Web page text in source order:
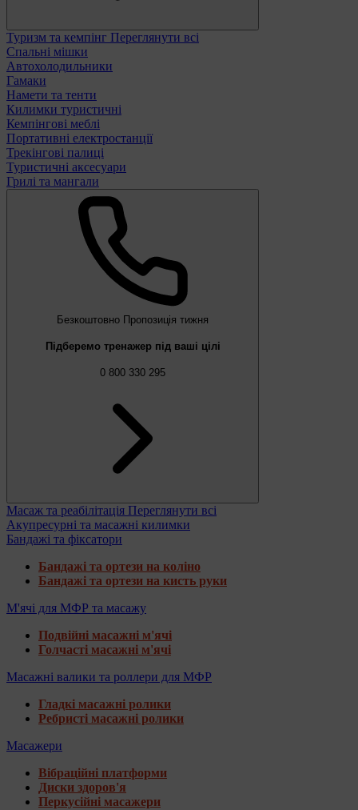
Туризм та кемпінг Переглянути всі
Спальні мішки
Автохолодильники
Гамаки
Намети та тенти
Килимки туристичні
Кемпінгові меблі
Портативні електростанції
Трекінгові палиці
Туристичні аксесуари
Грилі та мангали
Безкоштовно Пропозиція тижня
Підберемо тренажер під ваші цілі
0 800 330 295
Масаж та реабілітація Переглянути всі
Акупресурні та масажні килимки
Бандажі та фіксатори
Бандажі та ортези на коліно
Бандажі та ортези на кисть руки
М'ячі для МФР та масажу
Подвійні масажні м'ячі
Голчасті масажні м'ячі
Масажні валики та роллери для МФР
Гладкі масажні ролики
Ребристі масажні ролики
Масажери
Вібраційні платформи
Диски здоров'я
Перкусійні масажери